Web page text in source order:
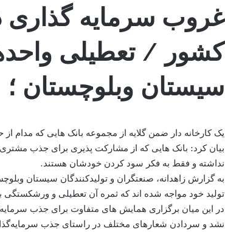
غروب سرمایه
کشور / تعطیلی
سیستان وبلوچستان ؛
یک کارخانه دار ضمن گلایه از مجموعه بانک هایی که مدام
بیان کرد: بانک هایی که از مشارکت پذیری برای جذب
نداشته و فقط به فکر سود کردن خودشان هستند.
به گزارش زاهدانه، صنعتگران و تولیدکنندگان سیستان
تولید خود مواجه شده اند که ثمره آن تعطیلی و ورشکستگی بیش از 90 درصد از واحدهای تولیدی در این
در این میان برگزاری همایش های متفاوت برای جذب
نشد و سردادن شعارهای مختلف در راستای جذب